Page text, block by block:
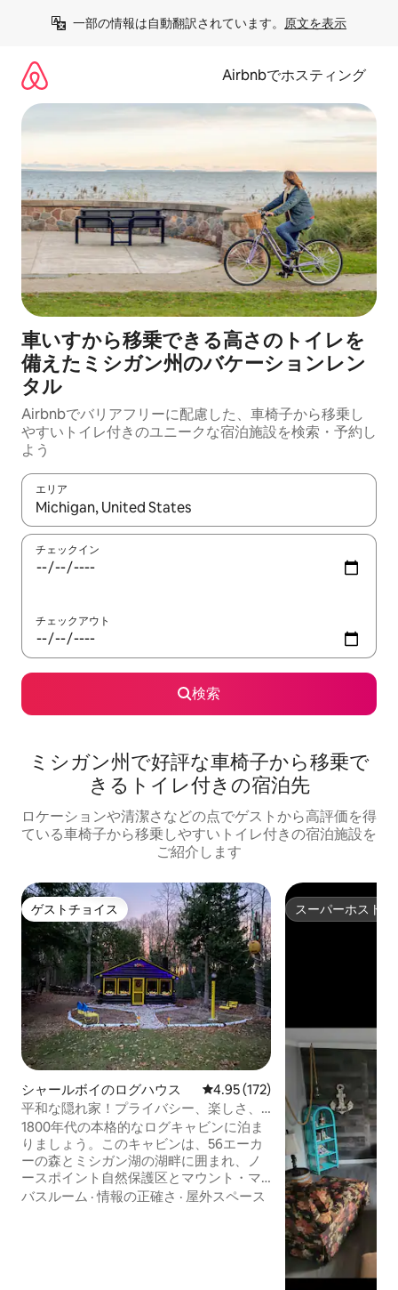
一部の情報は自動翻訳されています。 原文を表示
Airbnbでホスティング
車いすから移乗できる高さのトイレを
備えたミシガン州のバケーションレン
タル
Airbnbでバリアフリーに配慮した、車椅子から移乗し
やすいトイレ付きのユニークな宿泊施設を検索・予約し
よう
エリア
検索結果が表示されたら、上下の矢印キーを使って移動するか
チェックイン
チェックアウト
検索
ミシガン州で好評な車椅子から移乗で
きるトイレ付きの宿泊先
ロケーションや清潔さなどの点でゲストから高評価を得
ている車椅子から移乗しやすいトイレ付きの宿泊施設を
ご紹介します
ゲストチョイス
ゲストチョイス
シャールボイのログハウス レビュー172件、5つ星中4.95つ
4.95 (172)
平和な隠れ家！プライバシー、楽しさ、
素晴らしい思い出！
1800年代の本格的なログキャビンに泊ま
りましょう。このキャビンは、56エーカ
ーの森とミシガン湖の湖畔に囲まれ、ノ
ースポイント自然保護区とマウント・マ
クソーバ・レクリエーション・エリアの
バスルーム ·情報の正確さ · 屋外スペース
スーパーホスト
スーパーホスト